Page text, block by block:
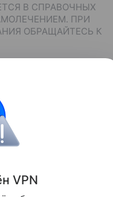
В СПРАВОЧНЫХ
ПРИ
ОБРАЩАЙТЕСЬ К
VPN